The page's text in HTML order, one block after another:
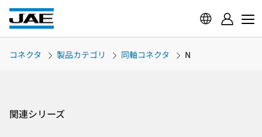
コネクタ 製品カテゴリ 同軸コネクタ N
関連シリーズ